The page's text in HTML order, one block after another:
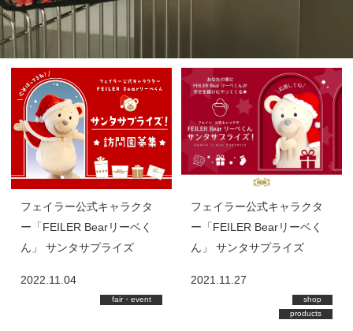
フェイラー公式キャラクタ
ー「FEILER Bearリーベく
ん」 サンタサプライズ
2022.11.04
fair・event
フェイラー公式キャラクタ
ー「FEILER Bearリーベく
ん」 サンタサプライズ
2021.11.27
shop
products